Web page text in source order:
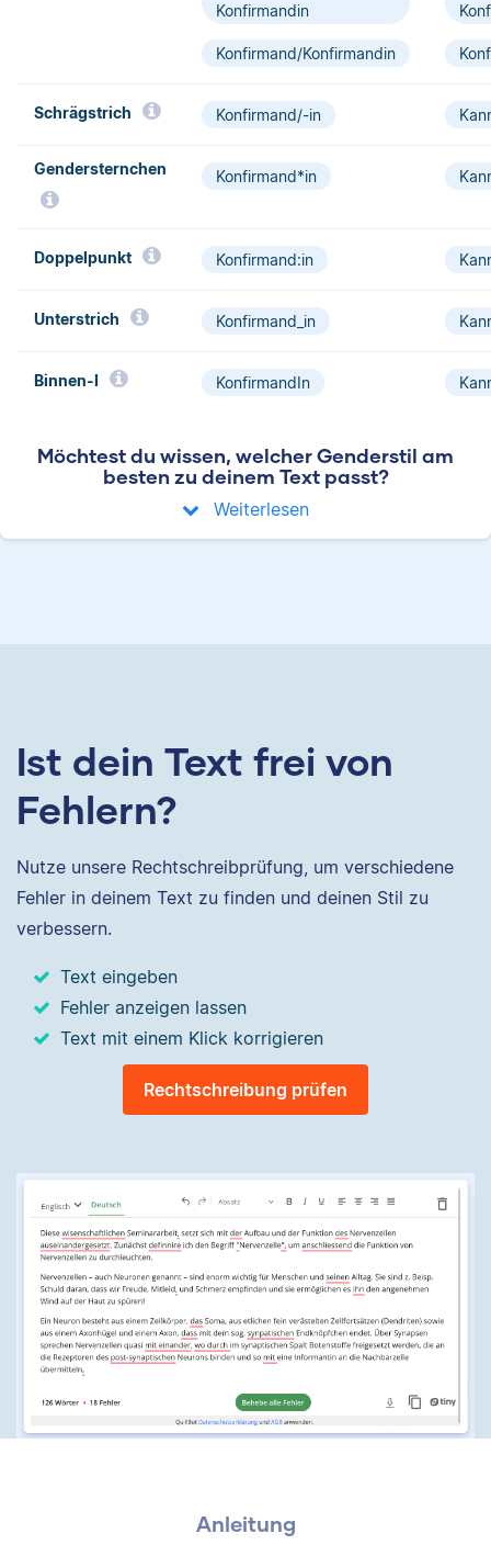
Konfirmandin
Konfirmand/Konfirmandin
Schrägstrich­ Konfirmand/-in
Gendersternchen Konfirmand*in
Doppelpunkt Konfirmand:in
Unterstrich Konfirmand_in
Binnen-I KonfirmandIn
Möchtest du wissen, welcher Genderstil am
besten zu deinem Text passt?
Weiterlesen
Ist dein Text frei von
Fehlern?
Nutze unsere Rechtschreibprüfung, um verschiedene
Fehler in deinem Text zu finden und deinen Stil zu
verbessern.
Text eingeben
Fehler anzeigen lassen
Text mit einem Klick korrigieren
Rechtschreibung prüfen
Anleitung